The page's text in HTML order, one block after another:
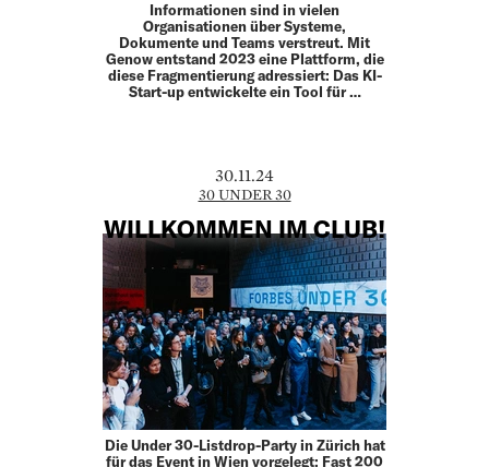
Informationen sind in vielen
Organisationen über Systeme,
Dokumente und Teams verstreut. Mit
Genow entstand 2023 eine Plattform, die
diese Fragmentierung adressiert: Das KI-
Start-up entwickelte ein Tool für …
30.11.24
30 UNDER 30
WILLKOMMEN IM CLUB!
Die Under 30-Listdrop-Party in Zürich hat
für das Event in Wien vorgelegt: Fast 200